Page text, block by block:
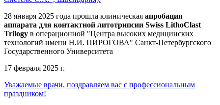
28 января 2025 года прошла клиническая апробация
аппарата для контактной литотрипсии Swiss LithoClast
Trilogy в операционной "Центра высоких медицинских
технологий имени Н.И. ПИРОГОВА" Санкт-Петербургского
Государственного Университета
17 февраля 2025 г.
Уважаемые врачи, поздравляем вас с профессиональным
праздником!